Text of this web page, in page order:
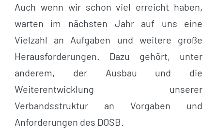
Auch wenn wir schon viel erreicht haben,
warten im nächsten Jahr auf uns eine
Vielzahl an Aufgaben und weitere große
Herausforderungen. Dazu gehört, unter
anderem, der Ausbau und die
Weiterentwicklung unserer
Verbandsstruktur an Vorgaben und
Anforderungen des DOSB.